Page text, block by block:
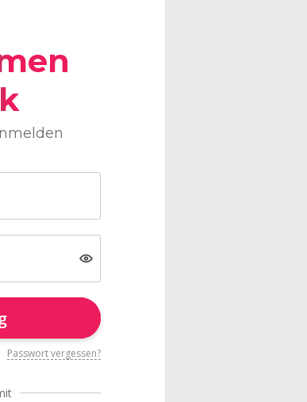
Passwort vergessen?